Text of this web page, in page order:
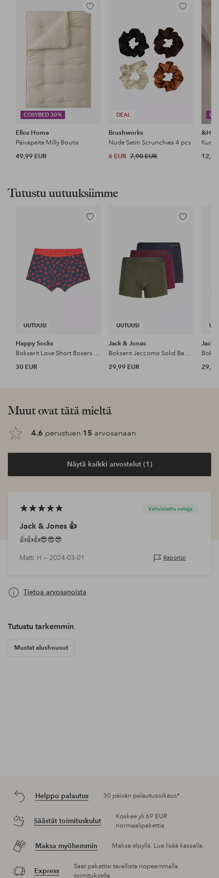
COSYBED 30%
Lisää
Ellos Home
Päiväpeite Milly Boutis
49,99 EUR
DEAL
Lisää
Brushworks
Nude Satin Scrunchies 4 pcs
6 EUR 7,90 EUR 12,99
Tutustu uutuuksiimme
UUTUUS!
Lisää
Happy Socks
Bokserit Love Short Boxers Gift Set 2 kpl
30 EUR
UUTUUS!
Lisää
Jack & Jones
Bokserit Jaccomo Solid Bamboo Trunks 3 kpl
29,99 EUR
Jack
29,99
Muut ovat tätä mieltä
4.6 perustuen 15 arvosanaan
Näytä kaikki arvostelut (1)
Vahvistettu ostaja
Jack & Jones 👍
👍👍👍😎😎😎
Matti H — 2024-03-01 Raportoi
Tietoa arvosanoista
Tutustu tarkemmin
Mustat alushousut
Helppo palautus 30 päivän palautusoikeus*
Säästät toimituskulut
Koskee yli 69 EUR
normaalipakettia
Maksa myöhemmin Maksa elpyllä. Lue lisää kassalla.
Express
Saat pakettisi tavallista nopeammalla
toimituksella